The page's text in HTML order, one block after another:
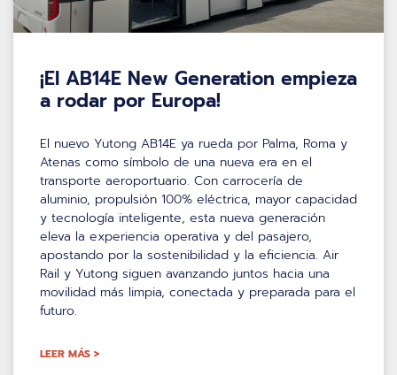
¡El AB14E New Generation empieza
a rodar por Europa!
El nuevo Yutong AB14E ya rueda por Palma, Roma y
Atenas como símbolo de una nueva era en el
transporte aeroportuario. Con carrocería de
aluminio, propulsión 100% eléctrica, mayor capacidad
y tecnología inteligente, esta nueva generación
eleva la experiencia operativa y del pasajero,
apostando por la sostenibilidad y la eficiencia. Air
Rail y Yutong siguen avanzando juntos hacia una
movilidad más limpia, conectada y preparada para el
futuro.
LEER MÁS >